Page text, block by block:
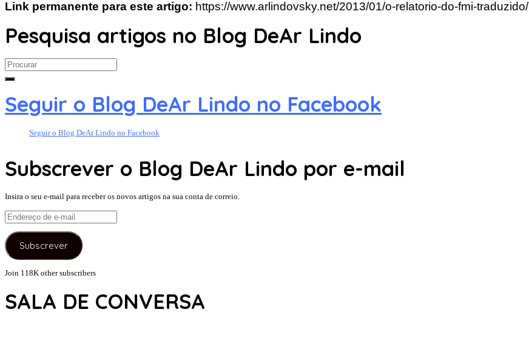
Link permanente para este artigo: https://www.arlindovsky.net/2013/01/o-relatorio-do-fmi-traduzido/
Pesquisa artigos no Blog DeAr Lindo
Search
for:
Seguir o Blog DeAr Lindo no Facebook
Seguir o Blog DeAr Lindo no Facebook
Subscrever o Blog DeAr Lindo por e-mail
Insira o seu e-mail para receber os novos artigos na sua conta de correio.
Endereço
de
e-
mail
Subscrever
Join 118K other subscribers
SALA DE CONVERSA